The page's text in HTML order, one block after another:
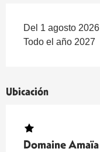
Del 1 agosto
Todo el año 2027
Ubicación
Domaine Amaïa